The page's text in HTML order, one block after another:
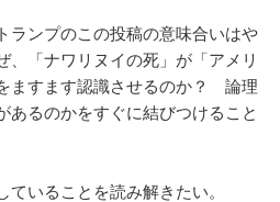
ランプのこの投稿の意味合いはや
、「ナワリヌイの死」が「アメリ
ますます認識させるのか？ 論理
あるのかをすぐに結びつけること
いることを読み解きたい。